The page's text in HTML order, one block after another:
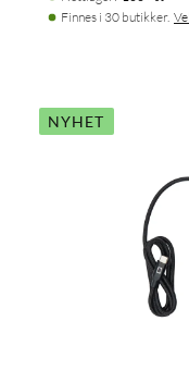
Finnes i 30 butikker.
NYHET